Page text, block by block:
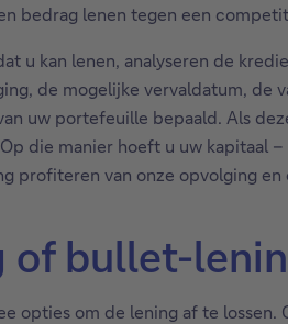
bedrag lenen tegen een
u kan lenen, analyseren de
de mogelijke vervaldatum, de
uw portefeuille bepaald. Als
die manier hoeft u uw
profiteren van onze opvolging
of bullet-
opties om de lening af te